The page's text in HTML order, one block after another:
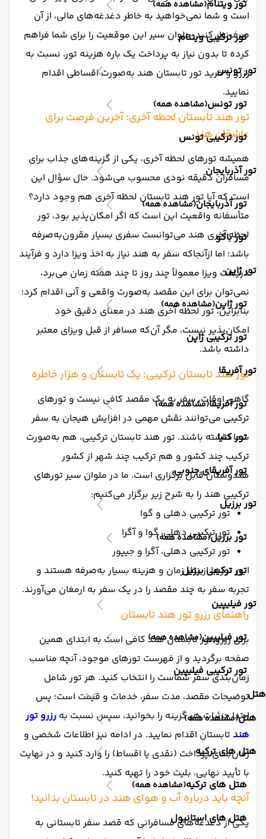
تور ویتنام(مشاهده همه)
تور ترکیبی ویتنام
تور تونس
تور تونس(مشاهده همه)
تور ترکیبی تونس
تور آذربایجان
تور آذربایجان(مشاهده همه)
تور باکو
تور ژاپن
تور ژاپن(مشاهده همه)
تور ترکیبی ژاپن
تور آفریقا
تور آفریقا(مشاهده همه)
تور کنیا
تور آفریقای جنوبی
تور برزیل
تور برزیل(مشاهده همه)
تور ترکیبی برزیل
تور فیلیپین
تور فیلیپین(مشاهده همه)
تور ترکیبی فیلیپین
هتل
هتل(مشاهده همه)
هتل های ترکیه
هتل های ترکیه(مشاهده همه)
هتل های استانبول
است و شما نمی‌خواهید به خاطر دغدغه‌های مالی، از آن
صرف‌نظر کنید. ملوان سیر این موقعیت را برای شما فراهم
کرده تا بدون نیاز به پرداخت یک باره هزینه تور، نسبت به
رزرو و خرید تور تابستان هند به‌صورت اقساطی اقدام
نمایید.
تور هند تابستان لحظه آخری؛ آخرین فرصت برای
عاشقان هند
همیشه تورهای لحظه آخری، یکی از گزینه‌های جذاب برای
مسافران دقیقه نودی محسوب می‌شود. حال سؤال این
است که آیا تور هند تابستان لحظه آخری هم وجود دارد؟
متأسفانه واقعیت این است که اگر امکان‌پذیر بود، تور
لحظه‌ آخری هند می‌توانست سفری بسیار مقرون‌به‌صرفه
باشد؛ اما ازآنجاکه سفر به هند نیاز به اخذ ویزا دارد و فرآیند
دریافت ویزا معمولاً چند روز تا چند هفته زمان می‌برد،
نمی‌توان برای این مقصد به‌صورت واقعی و آنی اقدام کرد؛
بنابراین، تور لحظه آخری هند در معنای دقیق خود
امکان‌پذیر نیست، مگر آن‌که مسافر از قبل ویزای معتبر
داشته باشد.
تور هند تابستان ترکیبی؛ یک تابستان و هزار خاطره
گاهی اوقات، سفر به یک مقصد کافی نیست و تورهای
ترکیبی می‌توانند نقش مهمی در افزایش هیجان به سفر
شما داشته باشند. تور هند تابستان ترکیبی، هم به‌صورت
ترکیب چند کشور و هم ترکیب چند شهر از کشور
هندوستان قابل برگزاری است. ما در ملوان سیر تورهای
ترکیبی هند را به شرح زیر برگزار می‌کنیم:
تور ترکیبی دهلی و گوا
تور ترکیبی دهلی، گوا و آگرا
تور ترکیبی دهلی، آگرا و جیپور
این تورها از نظر زمان و هزینه بسیار به‌صرفه هستند و
تجربه سفر به چند مقصد را در یک سفر به ارمغان می‌آورند.
راهنمای رزرو تور هند تابستان
برای رزرو تور تابستان هند کافی است به ابتدای همین
صفحه برگردید و از فهرست تورهای موجود، آنچه مناسب
زمان‌بندی سفر شماست را انتخاب کنید. هر تور شامل
توضیحات مقصد، مدت سفر، خدمات و قیمت است؛ پس
ابتدا جزئیات هر گزینه را بخوانید، سپس نسبت به رزرو تور
هند تابستان اقدام نمایید. در ادامه نیز اطلاعات شخصی و
زمان‌بندی پرداخت (نقدی یا اقساط) را وارد کنید و در نهایت
با تأیید نهایی، بلیت خود را تهیه کنید.
آنچه باید درباره آب و هوای هند در تابستان بدانید!
یکی از دغدغه‌های مسافرانی که قصد سفر تابستانی به